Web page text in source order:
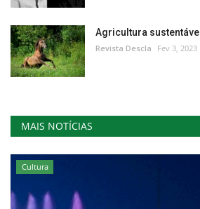
Agricultura sustentável
Revista Descla Fev 3, 2023
MAIS NOTÍCIAS
Cultura